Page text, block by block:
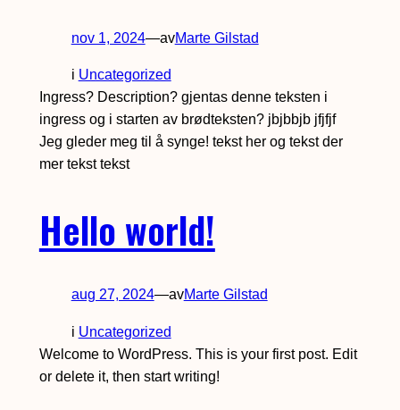
nov 1, 2024—avMarte Gilstad
i Uncategorized
Ingress? Description? gjentas denne teksten i
ingress og i starten av brødteksten? jbjbbjb jfjfjf
Jeg gleder meg til å synge! tekst her og tekst der
mer tekst tekst
Hello world!
aug 27, 2024—avMarte Gilstad
i Uncategorized
Welcome to WordPress. This is your first post. Edit
or delete it, then start writing!